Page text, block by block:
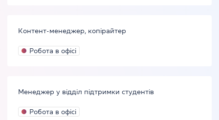
Контент-менеджер, копірайтер
Робота в офісі
Менеджер у відділ підтримки студентів
Робота в офісі